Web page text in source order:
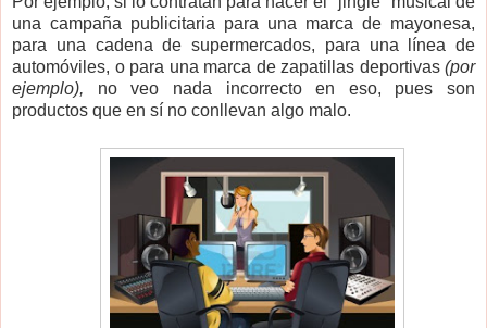
una campaña publicitaria para una marca de mayonesa,
para una cadena de supermercados, para una línea de
automóviles, o para una marca de zapatillas deportivas (por
ejemplo), no veo nada incorrecto en eso, pues son
productos que en sí no conllevan algo malo.